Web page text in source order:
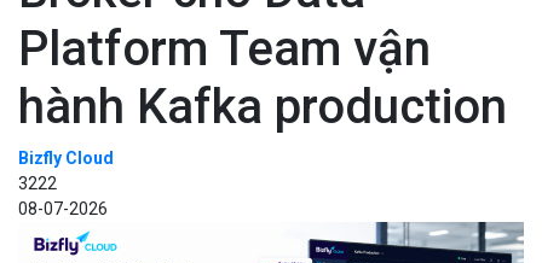
Platform Team vận
hành Kafka production
Bizfly Cloud
3222
08-07-2026